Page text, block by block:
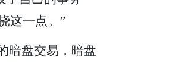
这一点。”
暗盘交易，暗盘